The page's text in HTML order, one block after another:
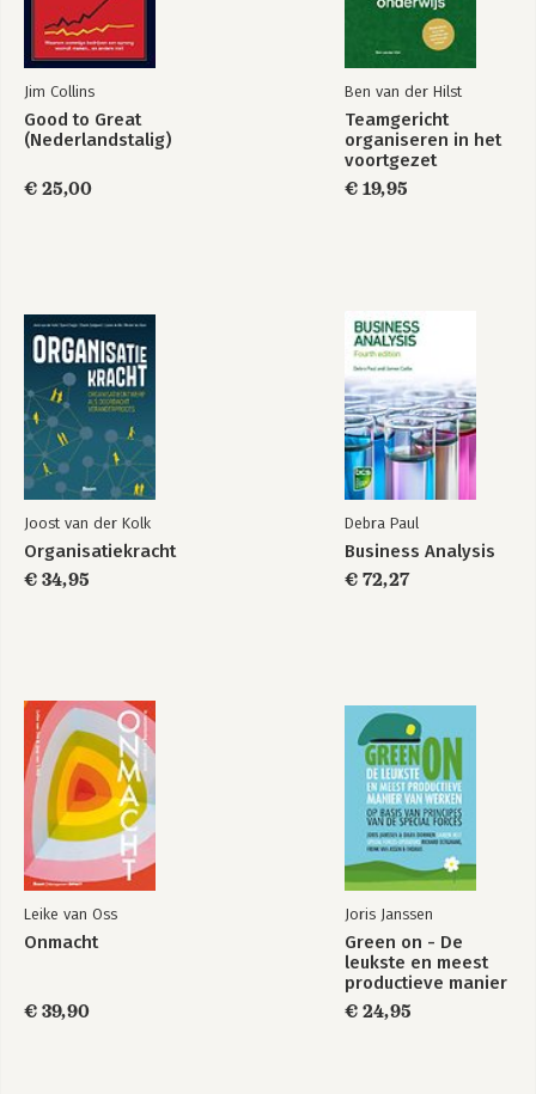
Jim Collins
Good to Great
(Nederlandstalig)
€ 25,00
Ben van der Hilst
Teamgericht
organiseren in het
voortgezet
onderwijs
€ 19,95
Joost van der Kolk
Organisatiekracht
€ 34,95
Debra Paul
Business Analysis
€ 72,27
Leike van Oss
Onmacht
€ 39,90
Joris Janssen
Green on - De
leukste en meest
productieve manier
van werken
€ 24,95